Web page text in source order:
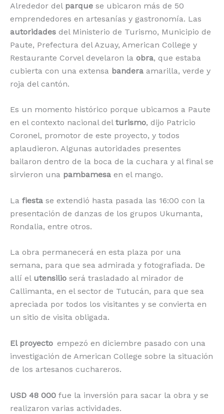
Alrededor del parque se ubicaron más de 50
emprendedores en artesanías y gastronomía. Las
autoridades del Ministerio de Turismo, Municipio de
Paute, Prefectura del Azuay, American College y
Restaurante Corvel develaron la obra, que estaba
cubierta con una extensa bandera amarilla, verde y
roja del cantón.
Es un momento histórico porque ubicamos a Paute
en el contexto nacional del turismo, dijo Patricio
Coronel, promotor de este proyecto, y todos
aplaudieron. Algunas autoridades presentes
bailaron dentro de la boca de la cuchara y al final se
sirvieron una pambamesa en el mango.
La fiesta se extendió hasta pasada las 16:00 con la
presentación de danzas de los grupos Ukumanta,
Rondalia, entre otros.
La obra permanecerá en esta plaza por una
semana, para que sea admirada y fotografiada. De
allí el utensilio será trasladado al mirador de
Callimanta, en el sector de Tutucán, para que sea
apreciada por todos los visitantes y se convierta en
un sitio de visita obligada.
El proyecto empezó en diciembre pasado con una
investigación de American College sobre la situación
de los artesanos cuchareros.
USD 48 000 fue la inversión para sacar la obra y se
realizaron varias actividades.